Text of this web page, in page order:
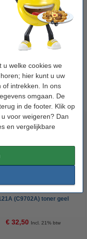
u welke cookies we
hier kunt u uw
of intrekken. In ons
omgaan. De
in de footer. Klik op
voor weigeren? Dan
en vergelijkbare
2.500 vel A4 -
te nemen i.p.v. de
(C9702A) toner geel
€ 32,50 Incl. 21% btw